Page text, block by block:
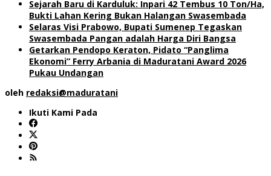
Sejarah Baru di Karduluk: Inpari 42 Tembus 10 Ton/Ha,
Bukti Lahan Kering Bukan Halangan Swasembada
Selaras Visi Prabowo, Bupati Sumenep Tegaskan
Swasembada Pangan adalah Harga Diri Bangsa
Getarkan Pendopo Keraton, Pidato “Panglima
Ekonomi” Ferry Arbania di Maduratani Award 2026
Pukau Undangan
oleh redaksi@maduratani
Ikuti Kami Pada